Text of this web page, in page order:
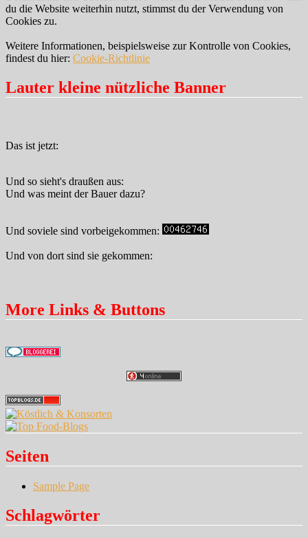
du die Website weiterhin nutzt, stimmst du der Verwendung von
Cookies zu.
Weitere Informationen, beispielsweise zur Kontrolle von Cookies,
findest du hier: Cookie-Richtlinie
Lauter kleine nützliche Banner
Das ist jetzt:
Und so sieht's draußen aus:
Und was meint der Bauer dazu?
Und soviele sind vorbeigekommen:
Und von dort sind sie gekommen:
More Links & Buttons
Seiten
Sample Page
Schlagwörter